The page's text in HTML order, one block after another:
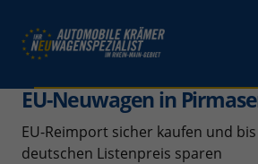
EU-Neuwagen in
EU-Reimport sicher kaufen und
deutschen Listenpreis sparen